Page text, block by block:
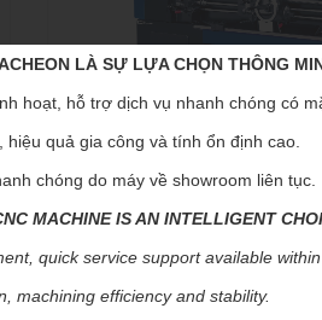
HL-460
Đường kính tiện qua bàn xe dao
LÀ SỰ LỰA CHỌN THÔNG
hoạt, hỗ trợ dịch vụ nhanh chóng có
quả gia công và tính ổn định cao.
chóng do máy về showroom liên tục.
MACHINE IS AN INTELLIGENT
quick service support available within
machining efficiency and stability.